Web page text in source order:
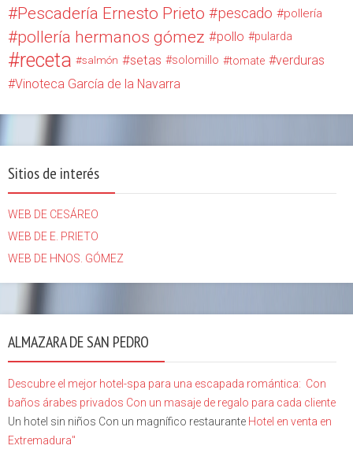
Pescadería Ernesto Prieto pescado pollería
pollería hermanos gómez pollo pularda
receta salmón setas solomillo tomate
verduras
Vinoteca García de la Navarra
Sitios de interés
WEB DE CESÁREO
WEB DE E. PRIETO
WEB DE HNOS. GÓMEZ
ALMAZARA DE SAN PEDRO
Descubre el mejor hotel-spa para una escapada romántica: Con
baños árabes privados Con un masaje de regalo para cada cliente
Un hotel sin niños Con un magnífico restaurante Hotel en venta en
Extremadura"